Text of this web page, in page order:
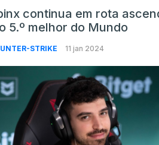
continua em rota
5.º melhor do Mundo
STRIKE 11 jan 2024